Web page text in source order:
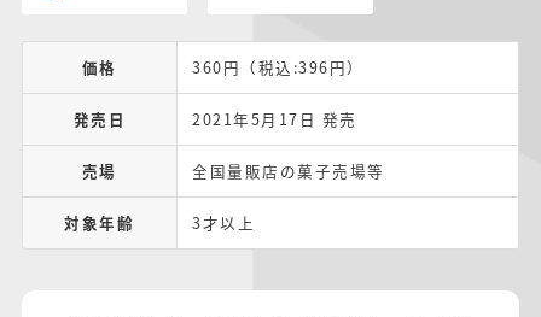
価格 360円（税込:396円）
発売日 2021年5月17日 発売
売場 全国量販店の菓子売場等
対象年齢 3才以上